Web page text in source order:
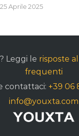
25 Aprile 2025
Leggi le risposte
frequenti
contattaci: +39 06
info@youxta.com